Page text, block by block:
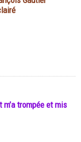
m’a trompée et mis